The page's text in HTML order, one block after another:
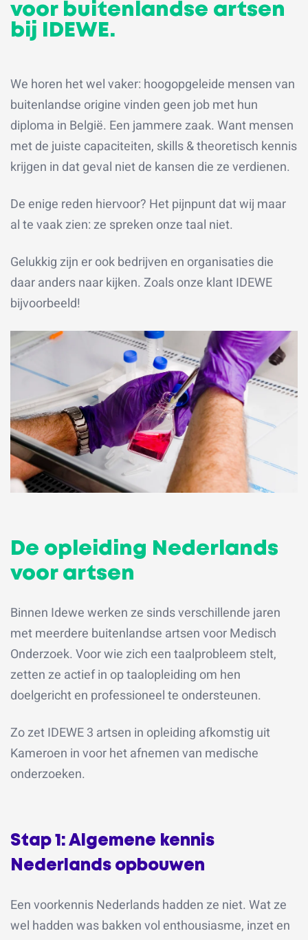
voor buitenlandse artsen
bij IDEWE.
We horen het wel vaker: hoogopgeleide mensen van
buitenlandse origine vinden geen job met hun
diploma in België. Een jammere zaak. Want mensen
met de juiste capaciteiten, skills & theoretisch kennis
krijgen in dat geval niet de kansen die ze verdienen.
De enige reden hiervoor? Het pijnpunt dat wij maar
al te vaak zien: ze spreken onze taal niet.
Gelukkig zijn er ook bedrijven en organisaties die
daar anders naar kijken. Zoals onze klant IDEWE
bijvoorbeeld!
De opleiding Nederlands
voor artsen
Binnen Idewe werken ze sinds verschillende jaren
met meerdere buitenlandse artsen voor Medisch
Onderzoek. Voor wie zich een taalprobleem stelt,
zetten ze actief in op taalopleiding om hen
doelgericht en professioneel te ondersteunen.
Zo zet IDEWE 3 artsen in opleiding afkomstig uit
Kameroen in voor het afnemen van medische
onderzoeken.
Stap 1: Algemene kennis
Nederlands opbouwen
Een voorkennis Nederlands hadden ze niet. Wat ze
wel hadden was bakken vol enthousiasme, inzet en